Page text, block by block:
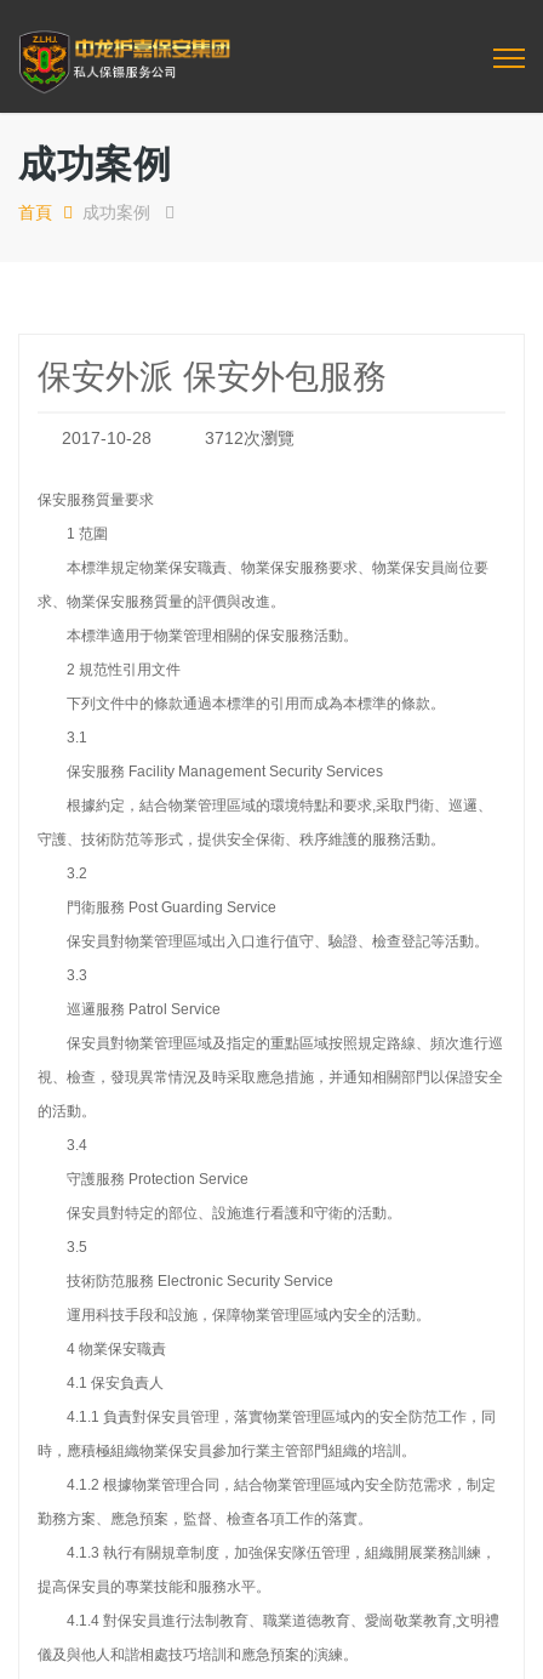
成功案例
首頁 成功案例
保安外派 保安外包服務
2017-10-28 3712次瀏覽
保安服務質量要求
1 范圍
本標準規定物業保安職責、物業保安服務要求、物業保安員崗位要
求、物業保安服務質量的評價與改進。
本標準適用于物業管理相關的保安服務活動。
2 規范性引用文件
下列文件中的條款通過本標準的引用而成為本標準的條款。
3.1
保安服務 Facility Management Security Services
根據約定，結合物業管理區域的環境特點和要求,采取門衛、巡邏、
守護、技術防范等形式，提供安全保衛、秩序維護的服務活動。
3.2
門衛服務 Post Guarding Service
保安員對物業管理區域出入口進行值守、驗證、檢查登記等活動。
3.3
巡邏服務 Patrol Service
保安員對物業管理區域及指定的重點區域按照規定路線、頻次進行巡
視、檢查，發現異常情況及時采取應急措施，并通知相關部門以保證安全
的活動。
3.4
守護服務 Protection Service
保安員對特定的部位、設施進行看護和守衛的活動。
3.5
技術防范服務 Electronic Security Service
運用科技手段和設施，保障物業管理區域內安全的活動。
4 物業保安職責
4.1 保安負責人
4.1.1 負責對保安員管理，落實物業管理區域內的安全防范工作，同
時，應積極組織物業保安員參加行業主管部門組織的培訓。
4.1.2 根據物業管理合同，結合物業管理區域內安全防范需求，制定
勤務方案、應急預案，監督、檢查各項工作的落實。
4.1.3 執行有關規章制度，加強保安隊伍管理，組織開展業務訓練，
提高保安員的專業技能和服務水平。
4.1.4 對保安員進行法制教育、職業道德教育、愛崗敬業教育,文明禮
儀及與他人和諧相處技巧培訓和應急預案的演練。